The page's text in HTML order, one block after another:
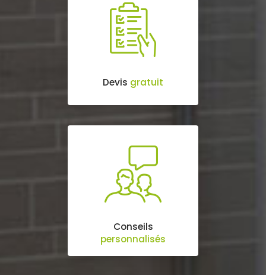
Devis gratuit
Conseils
personnalisés